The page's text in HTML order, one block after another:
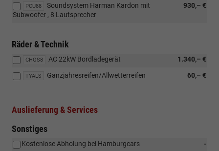
PCU88 930,– €
Soundsystem Harman Kardon mit
Subwoofer , 8 Lautsprecher
Räder & Technik
CHGS8 1.340,– €
AC 22kW Bordladegerät
TYALS 60,– €
Ganzjahresreifen/Allwetterreifen
Auslieferung & Services
Sonstiges
-
Kostenlose Abholung bei Hamburgcars